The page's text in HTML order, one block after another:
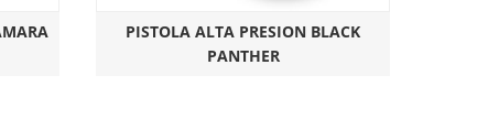
PISTOLA ALTA PRESION BLACK
PANTHER